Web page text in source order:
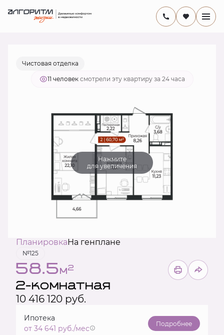
2-комнатная
10 416 120 руб.
от 34 641 руб./мес.
Чистовая отделка
11 человек смотрели эту квартиру за 24 часа
Нажмите
для увеличения
ПланировкаНа генплане
№125
58.5м2
2-комнатная
10 416 120 руб.
Ипотека
от 34 641 руб./мес
Подробнее